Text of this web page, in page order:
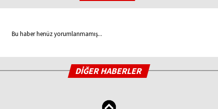
Bu haber henüz yorumlanmamış...
DİĞER HABERLER